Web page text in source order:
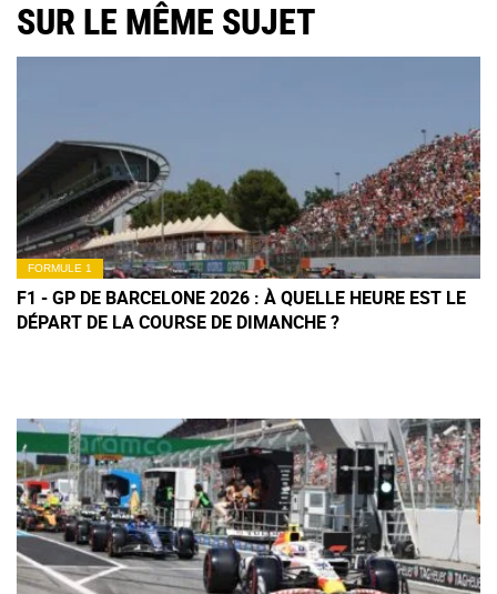
SUR LE MÊME SUJET
FORMULE 1
F1 - GP DE BARCELONE 2026 : À QUELLE HEURE EST LE
DÉPART DE LA COURSE DE DIMANCHE ?